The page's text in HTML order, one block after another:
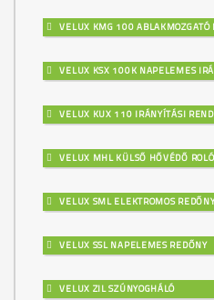
VELUX KMG 100 ABLAKMOZGATÓ
VELUX KSX 100K NAPELEMES
VELUX KUX 110 IRÁNYÍTÁSI
VELUX MHL KÜLSŐ HŐVÉDŐ ROLÓ
VELUX SML ELEKTROMOS
VELUX SSL NAPELEMES REDŐNY
VELUX ZIL SZÚNYOGHÁLÓ